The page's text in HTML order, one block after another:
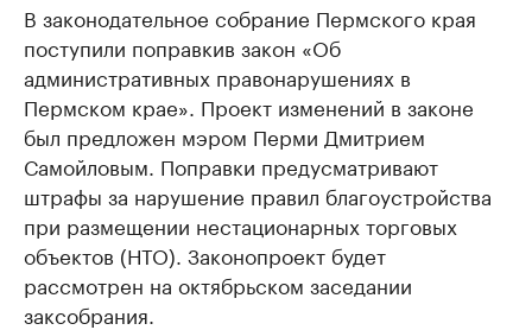
В законодательное собрание Пермского края
поступили поправкив закон «Об
административных правонарушениях в
Пермском крае». Проект изменений в законе
был предложен мэром Перми Дмитрием
Самойловым. Поправки предусматривают
штрафы за нарушение правил благоустройства
при размещении нестационарных торговых
объектов (НТО). Законопроект будет
рассмотрен на октябрьском заседании
заксобрания.